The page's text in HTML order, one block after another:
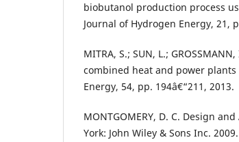
biobutanol production process
Journal of Hydrogen Energy, 21,
MITRA, S.; SUN, L.;
combined heat and power
Energy, 54, pp. 194â€“211, 2013.
MONTGOMERY, D. C. Design
York: John Wiley & Sons Inc. 2009.